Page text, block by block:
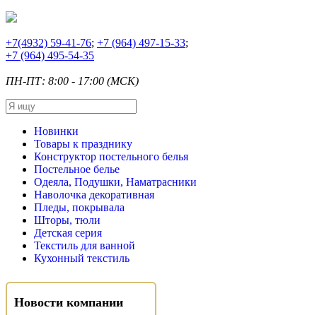
+7(4932) 59-41-76; +7 (964) 497-15-33;
+7 (964) 495-54-35
ПН-ПТ: 8:00 - 17:00 (МСК)
Новинки
Товары к празднику
Конструктор постельного белья
Постельное белье
Одеяла, Подушки, Наматрасники
Наволочка декоративная
Пледы, покрывала
Шторы, тюли
Детская серия
Текстиль для ванной
Кухонный текстиль
Новости компании